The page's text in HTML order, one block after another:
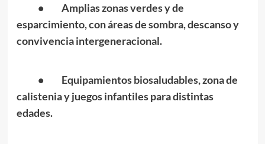
• Amplias zonas verdes y de
esparcimiento, con áreas de sombra, descanso y
convivencia intergeneracional.
• Equipamientos biosaludables, zona de
calistenia y juegos infantiles para distintas
edades.